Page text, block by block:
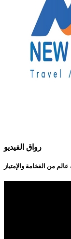
رواق الفيديو
من الفخامة والإمتياز